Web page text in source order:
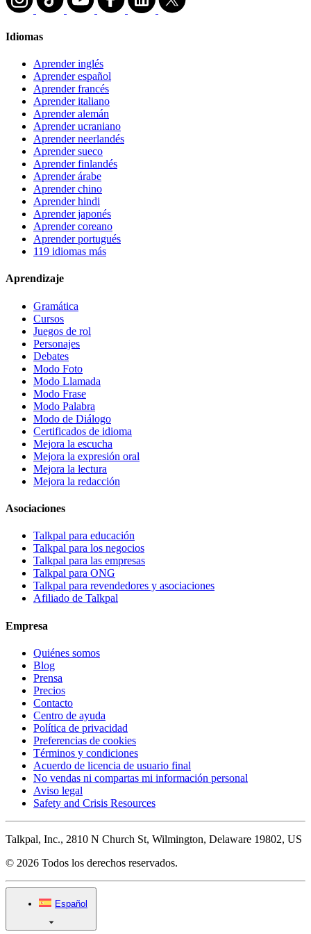
Idiomas
Aprender inglés
Aprender español
Aprender francés
Aprender italiano
Aprender alemán
Aprender ucraniano
Aprender neerlandés
Aprender sueco
Aprender finlandés
Aprender árabe
Aprender chino
Aprender hindi
Aprender japonés
Aprender coreano
Aprender portugués
119 idiomas más
Aprendizaje
Gramática
Cursos
Juegos de rol
Personajes
Debates
Modo Foto
Modo Llamada
Modo Frase
Modo Palabra
Modo de Diálogo
Certificados de idioma
Mejora la escucha
Mejora la expresión oral
Mejora la lectura
Mejora la redacción
Asociaciones
Talkpal para educación
Talkpal para los negocios
Talkpal para las empresas
Talkpal para ONG
Talkpal para revendedores y asociaciones
Afiliado de Talkpal
Empresa
Quiénes somos
Blog
Prensa
Precios
Contacto
Centro de ayuda
Política de privacidad
Preferencias de cookies
Términos y condiciones
Acuerdo de licencia de usuario final
No vendas ni compartas mi información personal
Aviso legal
Safety and Crisis Resources
Talkpal, Inc., 2810 N Church St, Wilmington, Delaware 19802, US
© 2026 Todos los derechos reservados.
Español